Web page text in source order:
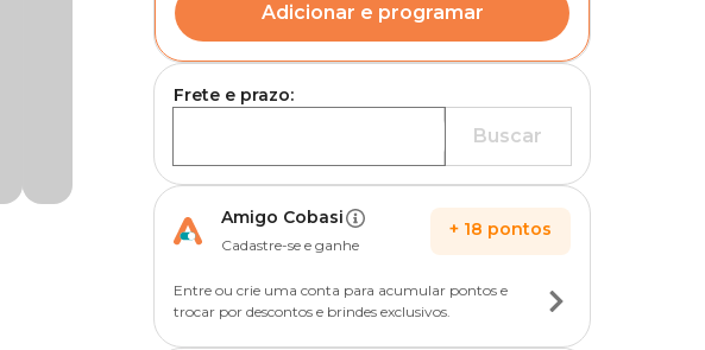
Adicionar e programar
Frete e prazo:
Buscar
Amigo Cobasi
Cadastre-se e ganhe
+ 18 pontos
Entre ou crie uma conta para acumular pontos e
trocar por descontos e brindes exclusivos.